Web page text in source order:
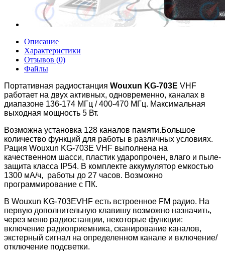
Описание
Характеристики
Отзывов (0)
Файлы
Портативная радиостанция Wouxun KG-703E VHF
работает на двух активных, одновременно, каналах в
диапазоне 136-174 МГц / 400-470 МГц. Максимальная
выходная мощность 5 Вт.
Возможна установка 128 каналов памяти.Большое
количество функций для работы в различных условиях.
Рация Wouxun KG-703E VHF выполнена на
качественном шасси, пластик ударопрочен, влаго и пыле-
защита класса IP54. В комплекте аккумулятор емкостью
1300 мА/ч, работы до 27 часов. Возможно
программирование с ПК.
В Wouxun KG-703EVHF есть встроенное FM радио. На
первую дополнительную клавишу возможно назначить,
через меню радиостанции, некоторые функции:
включение радиоприемника, сканирование каналов,
экстерный сигнал на определенном канале и включение/
отключение подсветки.